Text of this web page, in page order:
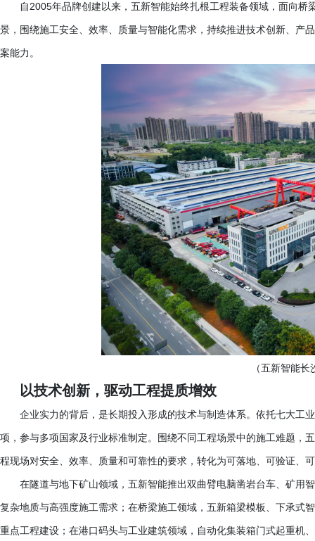
自2005年品牌创建以来，五新智能始终扎根工程装备领域，面向
景，围绕施工安全、效率、质量与智能化需求，持续推进技术创新、产
案能力。
（五新智能
以技术创新，驱动工程提质增效
企业实力的背后，是长期投入形成的技术与制造体系。依托七大工
项，参与多项国家及行业标准制定。围绕不同工程场景中的施工难题，
程现场对安全、效率、质量和可靠性的要求，转化为可落地、可验证、
在隧道与地下矿山领域，五新智能推出双曲臂电脑凿岩台车、矿用
复杂地质与高强度施工需求；在桥梁施工领域，五新箱梁模板、下承式
重点工程建设；在港口码头与工业建筑领域，自动化集装箱门式起重机